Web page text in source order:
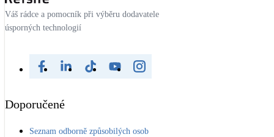
Váš rádce a pomocník při výběru dodavatele
úsporných technologií
Doporučené
Seznam odborně způsobilých osob